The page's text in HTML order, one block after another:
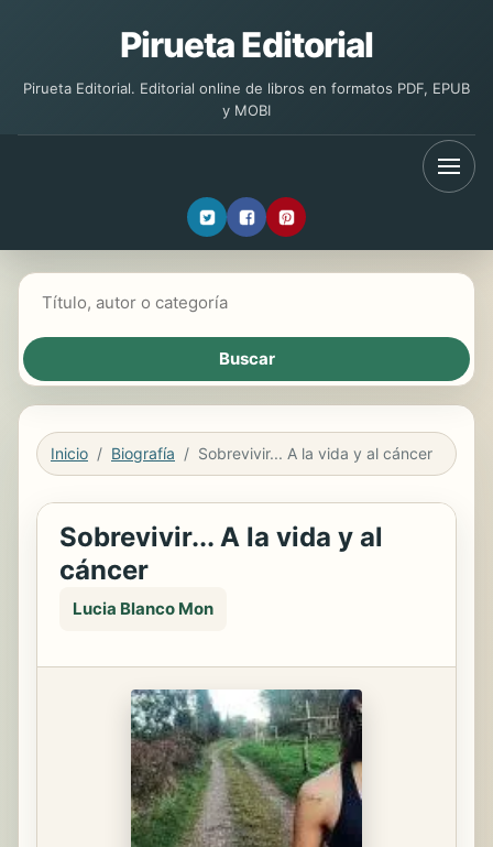
Pirueta Editorial
Pirueta Editorial. Editorial online de libros en formatos PDF, EPUB
y MOBI
Inicio Biografía Sobrevivir... A la vida y al cáncer
Sobrevivir... A la vida y al
cáncer
Lucia Blanco Mon